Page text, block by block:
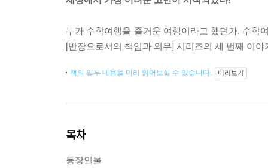
누가 수학여행을 즐거운 여행이라고 했던가. 수학
[반장으로서의 책임과 의무] 시리즈의 세 번째 이야
책의 일부 내용을 미리 읽어보실 수 있습니다. 미리보기
목차
등장인물